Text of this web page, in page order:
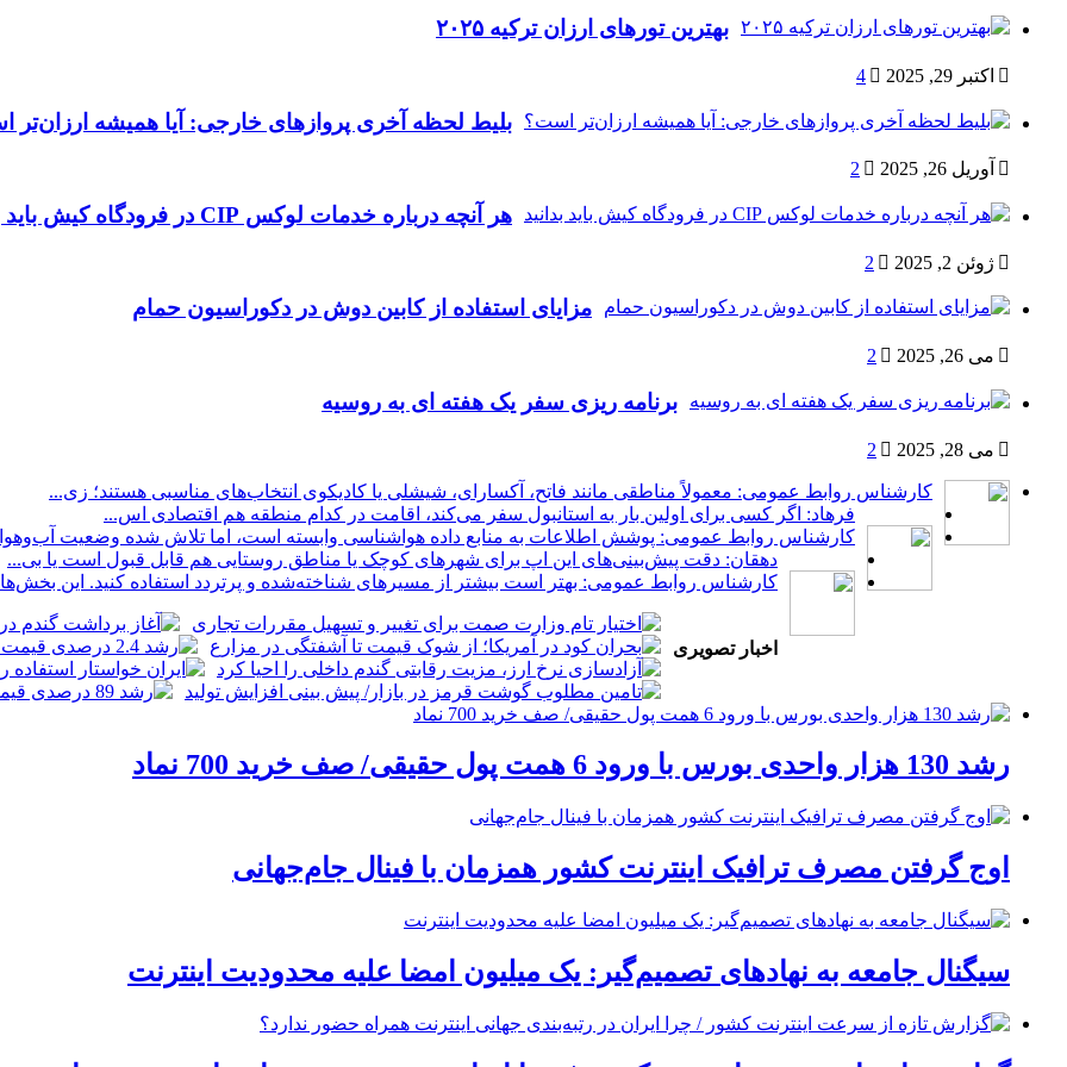
بهترین تورهای ارزان ترکیه ۲۰۲۵
اکتبر 29, 2025 4
بلیط لحظه آخری پروازهای خارجی: آیا همیشه ارزان‌تر
آوریل 26, 2025 2
هر آنچه درباره خدمات لوکس CIP در فرودگاه‌ کیش باید بدانید
ژوئن 2, 2025 2
مزایای استفاده از کابین دوش در دکوراسیون حمام
می 26, 2025 2
برنامه ریزی سفر یک هفته ای به روسیه
می 28, 2025 2
کارشناس روابط عمومی: معمولاً مناطقی مانند فاتح، آکسارای، شیشلی یا کادیکوی انتخاب‌های مناسبی هستند؛ زی...
فرهاد: اگر کسی برای اولین بار به استانبول سفر می‌کند، اقامت در کدام منطقه هم اقتصادی اس...
کارشناس روابط عمومی: پوشش اطلاعات به منابع داده هواشناسی وابسته است، اما تلاش شده وضعیت
دهقان: دقت پیش‌بینی‌های این اپ برای شهرهای کوچک یا مناطق روستایی هم قابل قبول است یا بی...
کارشناس روابط عمومی: بهتر است بیشتر از مسیرهای شناخته‌شده و پرتردد استفاده کنید. این بخش‌ها
اخبار تصویری
رشد 130 هزار واحدی بورس با ورود 6 همت پول حقیقی/ صف خرید 700 نماد
اوج گرفتن مصرف ترافیک اینترنت کشور همزمان با فینال جام‌جهانی
سیگنال جامعه به نهادهای تصمیم‌گیر: یک میلیون امضا علیه محدودیت اینترنت